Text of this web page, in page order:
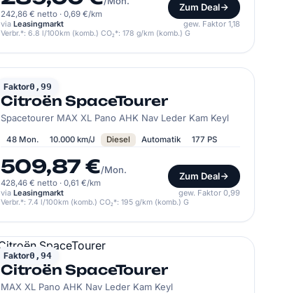
242,86 € netto · 0,69 €/km
Zum Deal
via Leasingmarkt gew. Faktor 1,18
Verbr.*: 6.8 l/100km (komb.) CO₂*: 178 g/km (komb.) G
Faktor0,99
CITROËN
Citroën SpaceTourer
Spacetourer MAX XL Pano AHK Nav Leder Kam Keyl
48 Mon. 10.000 km/J Diesel Automatik 177 PS
509,87 €/Mon.
428,46 € netto · 0,61 €/km
Zum Deal
via Leasingmarkt gew. Faktor 0,99
Verbr.*: 7.4 l/100km (komb.) CO₂*: 195 g/km (komb.) G
Faktor0,94
CITROËN
Citroën SpaceTourer
MAX XL Pano AHK Nav Leder Kam Keyl